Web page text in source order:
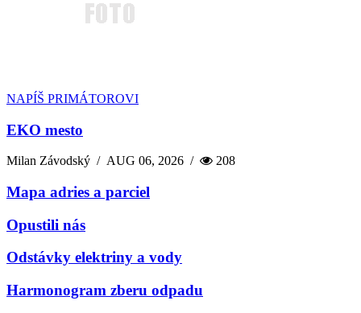
NAPÍŠ PRIMÁTOROVI
EKO mesto
Milan Závodský /AUG 06, 2026 / 208
Mapa adries a parciel
Opustili nás
Odstávky elektriny a vody
Harmonogram zberu odpadu